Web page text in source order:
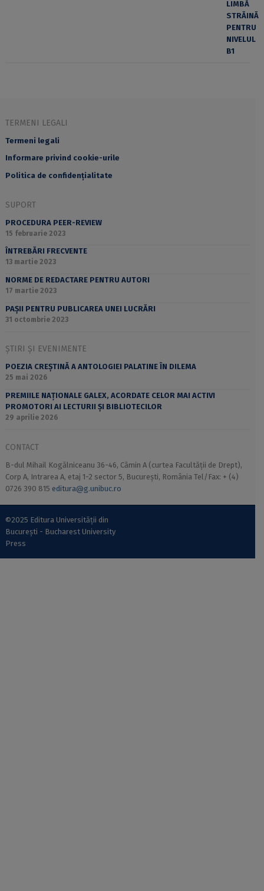
TERMENI LEGALI
Termeni legali
Informare privind cookie-urile
Politica de confidențialitate
SUPORT
PROCEDURA PEER-REVIEW
15 februarie 2023
ÎNTREBĂRI FRECVENTE
13 martie 2023
NORME DE REDACTARE PENTRU AUTORI
17 martie 2023
PAȘII PENTRU PUBLICAREA UNEI LUCRĂRI
31 octombrie 2023
ȘTIRI ȘI EVENIMENTE
POEZIA CREȘTINĂ A ANTOLOGIEI PALATINE ÎN DILEMA
25 mai 2026
PREMIILE NAȚIONALE GALEX, ACORDATE CELOR MAI ACTIVI
PROMOTORI AI LECTURII ȘI BIBLIOTECILOR
29 aprilie 2026
CONTACT
B-dul Mihail Kogălniceanu 36-46, Cămin A (curtea Facultății de Drept),
Corp A, Intrarea A, etaj 1-2 sector 5, București, România Tel/Fax: + (4)
0726 390 815 editura@g.unibuc.ro
©2025 Editura Universității din
București - Bucharest University
Press